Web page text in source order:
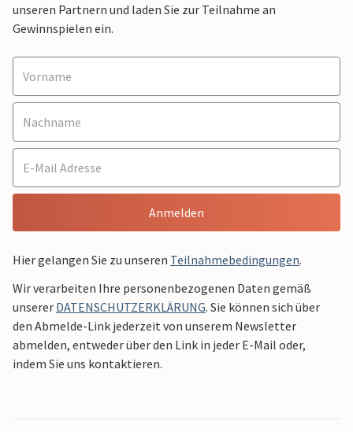
unseren Partnern und laden Sie zur Teilnahme an
Gewinnspielen ein.
Anmelden
Hier gelangen Sie zu unseren Teilnahmebedingungen.
Wir verarbeiten Ihre personenbezogenen Daten gemäß
unserer DATENSCHUTZERKLÄRUNG. Sie können sich über
den Abmelde-Link jederzeit von unserem Newsletter
abmelden, entweder über den Link in jeder E-Mail oder,
indem Sie uns kontaktieren.